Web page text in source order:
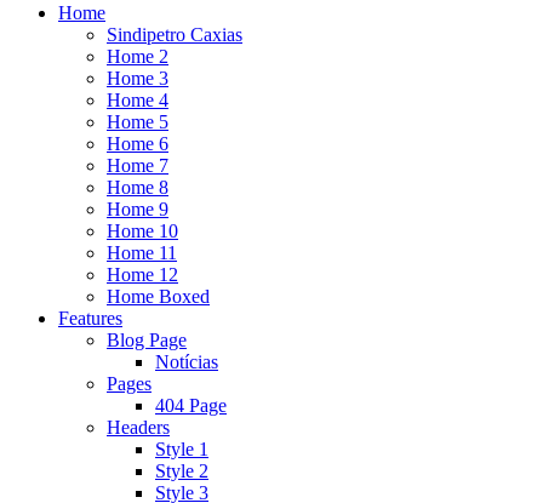
Home
Sindipetro Caxias
Home 2
Home 3
Home 4
Home 5
Home 6
Home 7
Home 8
Home 9
Home 10
Home 11
Home 12
Home Boxed
Features
Blog Page
Notícias
Pages
404 Page
Headers
Style 1
Style 2
Style 3